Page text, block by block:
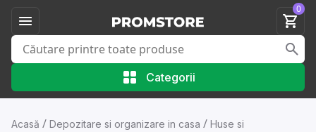
Categorii
0
Acasă / Depozitare si organizare in casa / Huse si